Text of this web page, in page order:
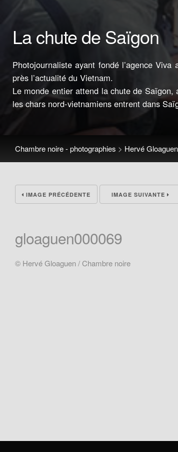
La chute de Saïgon
Photojournaliste ayant fondé l’agence
près l’actualité du Vietnam.
Le monde entier attend la chute de
les chars nord-vietnamiens entrent dans
Chambre noire - photographies > Hervé Gloaguen
IMAGE PRÉCÉDENTE IMAGE SUIVANTE
gloaguen000069
© Hervé Gloaguen / Chambre noire